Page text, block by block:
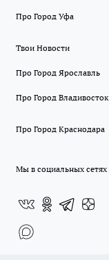
Про Город Уфа
Твои Новости
Про Город Ярославль
Про Город Владивосток
Про Город Краснодара
Мы в социальных сетях